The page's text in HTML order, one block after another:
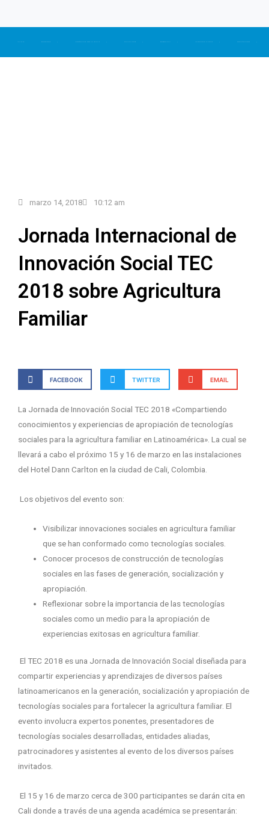
marzo 14, 2018 10:12 am
Jornada Internacional de
Innovación Social TEC
2018 sobre Agricultura
Familiar
FACEBOOK TWITTER EMAIL
La Jornada de Innovación Social TEC 2018 «Compartiendo
conocimientos y experiencias de apropiación de tecnologías
sociales para la agricultura familiar en Latinoamérica». La cual se
llevará a cabo el próximo 15 y 16 de marzo en las instalaciones
del Hotel Dann Carlton en la ciudad de Cali, Colombia.
Los objetivos del evento son:
Visibilizar innovaciones sociales en agricultura familiar
que se han conformado como tecnologías sociales.
Conocer procesos de construcción de tecnologías
sociales en las fases de generación, socialización y
apropiación.
Reflexionar sobre la importancia de las tecnologías
sociales como un medio para la apropiación de
experiencias exitosas en agricultura familiar.
El TEC 2018 es una Jornada de Innovación Social diseñada para
compartir experiencias y aprendizajes de diversos países
latinoamericanos en la generación, socialización y apropiación de
tecnologías sociales para fortalecer la agricultura familiar. El
evento involucra expertos ponentes, presentadores de
tecnologías sociales desarrolladas, entidades aliadas,
patrocinadores y asistentes al evento de los diversos países
invitados.
El 15 y 16 de marzo cerca de 300 participantes se darán cita en
Cali donde a través de una agenda académica se presentarán: